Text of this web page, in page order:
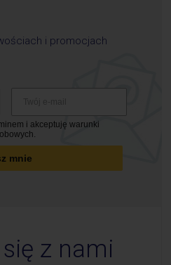
i promocjach
i akceptuję warunki
mnie
z nami